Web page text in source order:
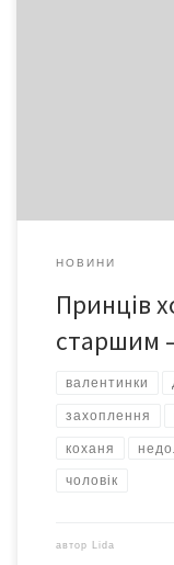
НОВИНИ
Принців
старшим
валентинки
захоплення
коханя
чоловік
автор Lida